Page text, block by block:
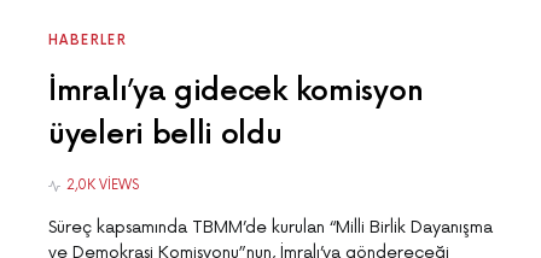
HABERLER
İmralı’ya gidecek komisyon
üyeleri belli oldu
2,0K VIEWS
Süreç kapsamında TBMM’de kurulan “Milli Birlik Dayanışma
ve Demokrasi Komisyonu”nun, İmralı’ya göndereceği